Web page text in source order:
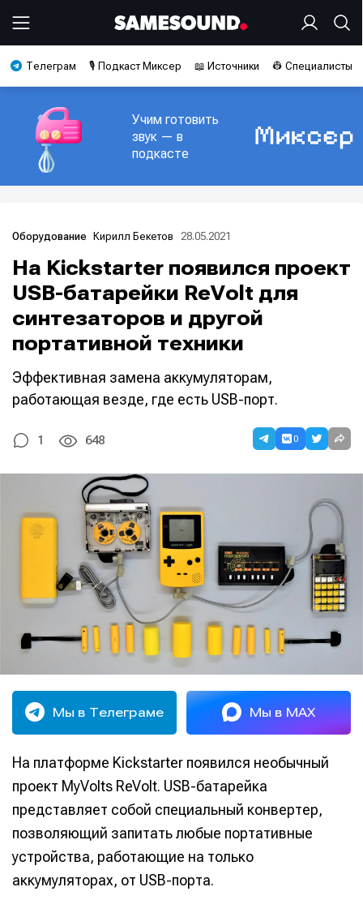
Телеграм 🎙️ Подкаст Миксер 📖 Источники 👷 Специалисты
Учим готовить
звук — в
подкасте
Оборудование Кирилл Бекетов 28.05.2021
На Kickstarter появился проект
USB-батарейки ReVolt для
синтезаторов и другой
портативной техники
Эффективная замена аккумуляторам,
работающая везде, где есть USB-порт.
1 648 0
Мы в Телеграме Мы в MAX
На платформе Kickstarter появился необычный
проект MyVolts ReVolt. USB-батарейка
представляет собой специальный конвертер,
позволяющий запитать любые портативные
устройства, работающие на только
аккумуляторах, от USB-порта.